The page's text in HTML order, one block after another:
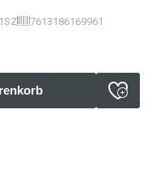
7613186169961